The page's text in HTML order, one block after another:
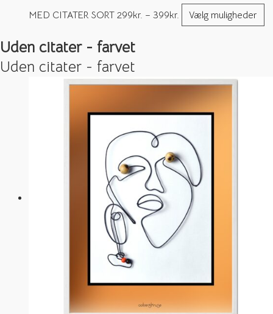
MED CITATER SORT 299kr. – 399kr. Vælg muligheder
Uden citater - farvet
Uden citater - farvet